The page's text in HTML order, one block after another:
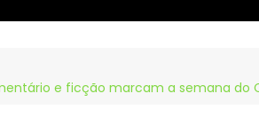
e ficção marcam a semana do